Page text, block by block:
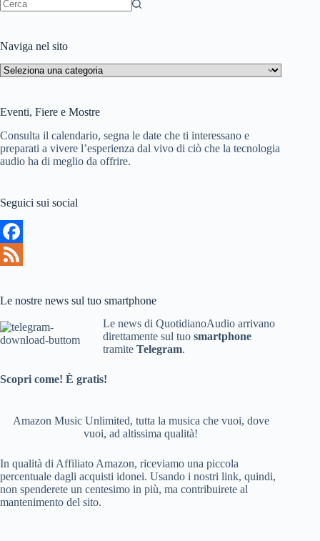
i
Naviga nel sito
Naviga
nel
Eventi, Fiere e Mostre
Consulta il calendario, segna le date che ti interessano e
preparati a vivere l’esperienza dal vivo di ciò che la tecnologia
audio ha di meglio da offrire.
Seguici sui social
F
c
e
b
e
e
d
Le nostre news sul tuo smartphone
Le news di QuotidianoAudio arrivano
direttamente sul tuo smartphone
tramite Telegram.
Scopri come! È gratis!
Amazon Music Unlimited, tutta la musica che vuoi, dove
vuoi, ad altissima qualità!
In qualità di Affiliato Amazon, riceviamo una piccola
percentuale dagli acquisti idonei. Usando i nostri link, quindi,
non spenderete un centesimo in più, ma contribuirete al
mantenimento del sito.